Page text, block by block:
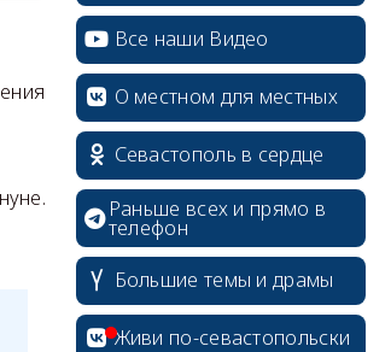
Все наши Видео
О местном для местных
Севастополь в сердце
Раньше всех и прямо в
телефон
Большие темы и драмы
Живи по-севастопольски